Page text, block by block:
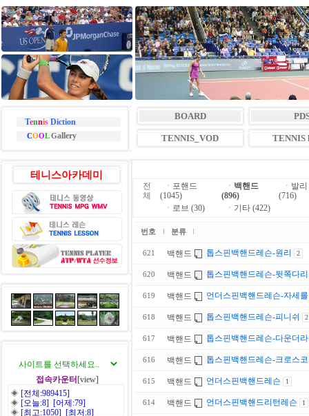
TennisDiction
COOLGallery
BOARD
TENNIS_VOD TENNIS
테니스아카데미
접속카운터 [view]
◈ [전체:989415]
◈ [오늘:8] [어제:79]
◈ [최고:1050] [최저:8]
전
체
ㆍ 포핸드
(1045)
ㆍ 백핸드
(896)
ㆍ 발리
(716)
ㆍ 로브 (30) ㆍ 기타 (422)
번호 분류
621 백핸드 톱스핀백핸드레슨-원리 2
620 백핸드 톱스핀백핸드레슨-뒷쪽다
619 백핸드 언더스핀백핸드레슨-자세
618 백핸드 톱스핀백핸드레슨-피니쉬 2
617 백핸드 톱스핀백핸드레슨-다운더
616 백핸드 톱스핀백핸드레슨-크로스
615 백핸드 언더스핀백핸드레슨 1
614 백핸드 언더스핀백핸드리턴레슨 1